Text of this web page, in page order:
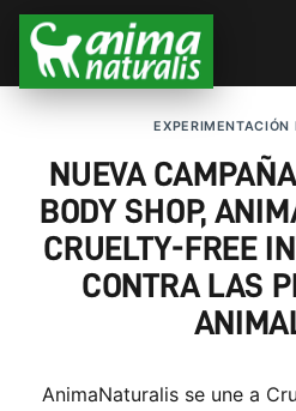
NUEVA
BODY SHOP,
CRUELTY-FREE
CONTRA LAS
AnimaNaturalis se une a